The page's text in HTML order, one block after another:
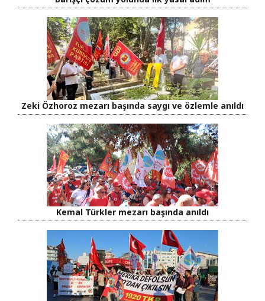
Zeki Özhoroz mezarı başında saygı ve özlemle anıldı
Kemal Türkler mezarı başında anıldı